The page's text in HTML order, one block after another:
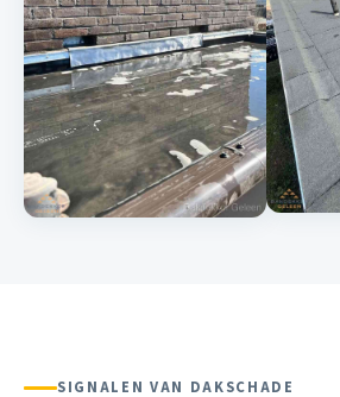
SIGNALEN VAN DAKSCHADE